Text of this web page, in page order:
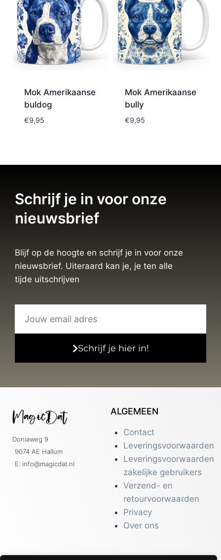
Mok Amerikaanse
buldog
€9,95
Mok Amerikaanse
bully
€9,95
Schrijf je in voor onze
nieuwsbrief
Blijf op de hoogte en schrijf je in voor onze
nieuwsbrief. Uiteraard kan je, je ten alle
tijde uitschrijven
Schrijf je hier in!
Doniaweg 9
9074 AE Hallum
E: info@magicdat.nl
ALGEMEEN
Contact
Leveringsvoorwaarden
Leveringsvoorwaarden
zakelijke gebruikers
Verzend- en
retourvoorwaarden
Privacy
Over ons